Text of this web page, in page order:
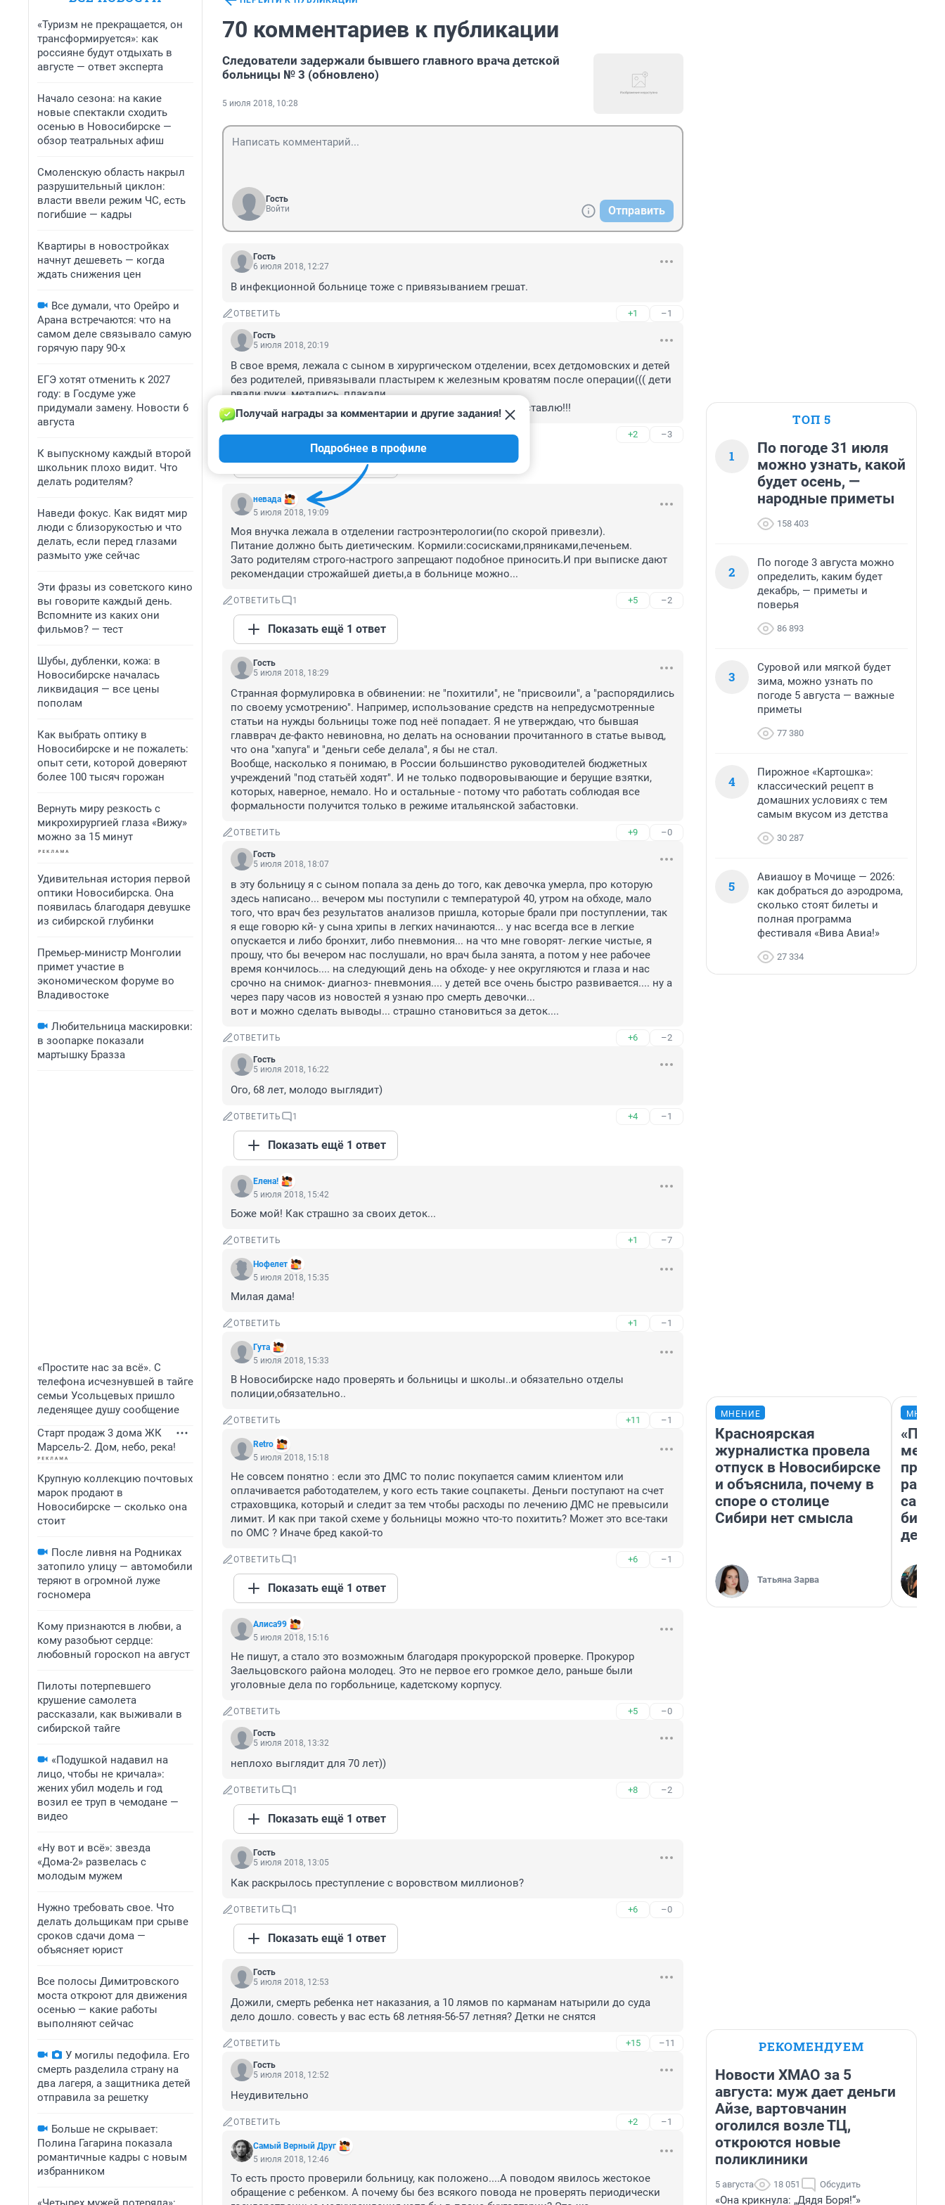
«Туризм не прекращается, он
трансформируется»: как
россияне будут отдыхать в
августе — ответ эксперта
Начало сезона: на какие
новые спектакли сходить
осенью в Новосибирске —
обзор театральных афиш
Смоленскую область накрыл
разрушительный циклон:
власти ввели режим ЧС, есть
погибшие — кадры
Квартиры в новостройках
начнут дешеветь — когда
ждать снижения цен
Все думали, что Орейро и
Арана встречаются: что на
самом деле связывало самую
горячую пару 90-х
ЕГЭ хотят отменить к 2027
году: в Госдуме уже
придумали замену. Новости 6
августа
К выпускному каждый второй
школьник плохо видит. Что
делать родителям?
Наведи фокус. Как видят мир
люди с близорукостью и что
делать, если перед глазами
размыто уже сейчас
Эти фразы из советского кино
вы говорите каждый день.
Вспомните из каких они
фильмов? — тест
Шубы, дубленки, кожа: в
Новосибирске началась
ликвидация — все цены
пополам
Как выбрать оптику в
Новосибирске и не пожалеть:
опыт сети, которой доверяют
более 100 тысяч горожан
Вернуть миру резкость с
микрохирургией глаза «Вижу»
можно за 15 минут
Удивительная история первой
оптики Новосибирска. Она
появилась благодаря девушке
из сибирской глубинки
Премьер‑министр Монголии
примет участие в
экономическом форуме во
Владивостоке
Любительница маскировки:
в зоопарке показали
мартышку Бразза
«Простите нас за всё». С
телефона исчезнувшей в тайге
семьи Усольцевых пришло
леденящее душу сообщение
Старт продаж 3 дома ЖК
Марсель-2. Дом, небо, река!
Крупную коллекцию почтовых
марок продают в
Новосибирске — сколько она
стоит
После ливня на Родниках
затопило улицу — автомобили
теряют в огромной луже
госномера
Кому признаются в любви, а
кому разобьют сердце:
любовный гороскоп на август
Пилоты потерпевшего
крушение самолета
рассказали, как выживали в
сибирской тайге
«Подушкой надавил на
лицо, чтобы не кричала»:
жених убил модель и год
возил ее труп в чемодане —
видео
«Ну вот и всё»: звезда
«Дома-2» развелась с
молодым мужем
Нужно требовать свое. Что
делать дольщикам при срыве
сроков сдачи дома —
объясняет юрист
Все полосы Димитровского
моста откроют для движения
осенью — какие работы
выполняют сейчас
У могилы педофила. Его
смерть разделила страну на
два лагеря, а защитника детей
отправила за решетку
Больше не скрывает:
Полина Гагарина показала
романтичные кадры с новым
избранником
70 комментариев к публикации
Следователи задержали бывшего главного врача детской
больницы № 3 (обновлено)
5 июля 2018, 10:28
Гость
Войти
Отправить
Гость
6 июля 2018, 12:27
В инфекционной больнице тоже с привязыванием грешат.
ОТВЕТИТЬ +1 –1
Гость
5 июля 2018, 20:19
В свое время, лежала с сыном в хирургическом отделении, всех детдомовских и детей
без родителей, привязывали пластырем к железным кроватям после операции((( дети
рвали руки, метались, плакали...
ужасно!!! С тех пор... умру, ребенка одного в больнице не оставлю!!!
ОТВЕТИТЬ 1 +2 –3
Показать ещё 1 ответ
невада
Получай награды за комментарии и другие задания!
Подробнее в профиле
5 июля 2018, 19:09
Моя внучка лежала в отделении гастроэнтерологии(по скорой привезли).
Питание должно быть диетическим. Кормили:сосисками,пряниками,печеньем.
Зато родителям строго-настрого запрещают подобное приносить.И при выписке дают
рекомендации строжайшей диеты,а в больнице можно...
ОТВЕТИТЬ 1 +5 –2
Показать ещё 1 ответ
Гость
5 июля 2018, 18:29
Странная формулировка в обвинении: не "похитили", не "присвоили", а "распорядились
по своему усмотрению". Например, использование средств на непредусмотренные
статьи на нужды больницы тоже под неё попадает. Я не утверждаю, что бывшая
главврач де-факто невиновна, но делать на основании прочитанного в статье вывод,
что она "хапуга" и "деньги себе делала", я бы не стал.
Вообще, насколько я понимаю, в России большинство руководителей бюджетных
учреждений "под статьёй ходят". И не только подворовывающие и берущие взятки,
которых, наверное, немало. Но и остальные - потому что работать соблюдая все
формальности получится только в режиме итальянской забастовки.
ОТВЕТИТЬ +9 –0
Гость
5 июля 2018, 18:07
в эту больницу я с сыном попала за день до того, как девочка умерла, про которую
здесь написано... вечером мы поступили с температурой 40, утром на обходе, мало
того, что врач без результатов анализов пришла, которые брали при поступлении, так
я еще говорю кй- у сына хрипы в легких начинаются... у нас всегда все в легкие
опускается и либо бронхит, либо пневмония... на что мне говорят- легкие чистые, я
прошу, что бы вечером нас послушали, но врач была занята, а потом у нее рабочее
время кончилось.... на следующий день на обходе- у нее округляются и глаза и нас
срочно на снимок- диагноз- пневмония.... у детей все очень быстро развивается.... ну а
через пару часов из новостей я узнаю про смерть девочки...
вот и можно сделать выводы... страшно становиться за деток....
ОТВЕТИТЬ +6 –2
Гость
5 июля 2018, 16:22
Ого, 68 лет, молодо выглядит)
ОТВЕТИТЬ 1 +4 –1
Показать ещё 1 ответ
Елена!
5 июля 2018, 15:42
Боже мой! Как страшно за своих деток...
ОТВЕТИТЬ +1 –7
Нофелет
5 июля 2018, 15:35
Милая дама!
ОТВЕТИТЬ +1 –1
Гута
5 июля 2018, 15:33
В Новосибирске надо проверять и больницы и школы..и обязательно отделы
полиции,обязательно..
ОТВЕТИТЬ +11 –1
Retro
5 июля 2018, 15:18
Не совсем понятно : если это ДМС то полис покупается самим клиентом или
оплачивается работодателем, у кого есть такие соцпакеты. Деньги поступают на счет
страховщика, который и следит за тем чтобы расходы по лечению ДМС не превысили
лимит. И как при такой схеме у больницы можно что-то похитить? Может это все-таки
по ОМС ? Иначе бред какой-то
ОТВЕТИТЬ 1 +6 –1
Показать ещё 1 ответ
Алиса99
5 июля 2018, 15:16
Не пишут, а стало это возможным благодаря прокурорской проверке. Прокурор
Заельцовского района молодец. Это не первое его громкое дело, раньше были
уголовные дела по горбольнице, кадетскому корпусу.
ОТВЕТИТЬ +5 –0
Гость
5 июля 2018, 13:32
неплохо выглядит для 70 лет))
ОТВЕТИТЬ 1 +8 –2
Показать ещё 1 ответ
Гость
5 июля 2018, 13:05
Как раскрылось преступление с воровством миллионов?
ОТВЕТИТЬ 1 +6 –0
Показать ещё 1 ответ
Гость
5 июля 2018, 12:53
Дожили, смерть ребенка нет наказания, а 10 лямов по карманам натырили до суда
дело дошло. совесть у вас есть 68 летняя-56-57 летняя? Детки не снятся
ОТВЕТИТЬ +15 –11
Гость
5 июля 2018, 12:52
Неудивительно
ОТВЕТИТЬ +2 –1
Самый Верный Друг
5 июля 2018, 12:46
То есть просто проверили больницу, как положено....А поводом явилось жестокое
обращение с ребенком. А почему бы без всякого повода не проверять периодически
ТОП 5
1
По погоде 31 июля
можно узнать, какой
будет осень, —
народные приметы
158 403
2
По погоде 3 августа можно
определить, каким будет
декабрь, — приметы и
поверья
86 893
3
Суровой или мягкой будет
зима, можно узнать по
погоде 5 августа — важные
приметы
77 380
4
Пирожное «Картошка»:
классический рецепт в
домашних условиях с тем
самым вкусом из детства
30 287
5
Авиашоу в Мочище — 2026:
как добраться до аэродрома,
сколько стоят билеты и
полная программа
фестиваля «Вива Авиа!»
27 334
МНЕНИЕ
Красноярская
журналистка провела
отпуск в Новосибирске
и объяснила, почему в
споре о столице
Сибири нет смысла
Татьяна Зарва
РЕКОМЕНДУЕМ
Новости ХМАО за 5
августа: муж дает деньги
Айзе, вартовчанин
оголился возле ТЦ,
откроются новые
поликлиники
5 августа 18 051 Обсудить
«Она крикнула: „Дядя Боря!“»